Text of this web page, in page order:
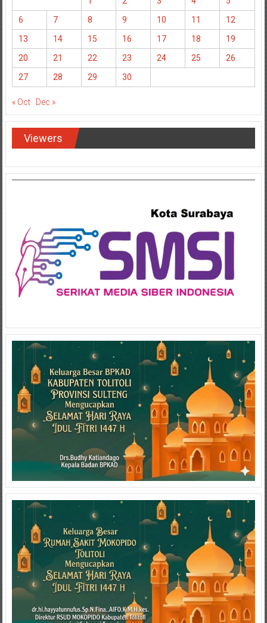
6
7 8 9 10 11
12
13
14 15 16 17 18
19
20
21 22 23 24 25
26
27
28 29 30
« Oct Dec »
Viewers